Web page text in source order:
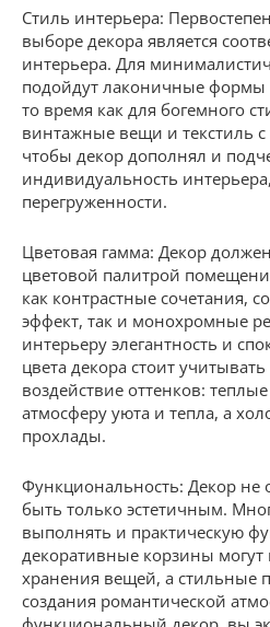
Стиль интерьера:
выборе декора является
интерьера. Для
подойдут лаконичные формы
то время как для богемного
винтажные вещи и текстиль с
чтобы декор дополнял и
индивидуальность
перегруженности.
Цветовая гамма: Декор
цветовой палитрой
как контрастные сочетания,
эффект, так и монохромные
интерьеру элегантность и
цвета декора стоит
воздействие оттенков:
атмосферу уюта и тепла, а
прохлады.
Функциональность: Декор не
быть только эстетичным.
выполнять и практическую
декоративные корзины могут
хранения вещей, а стильные
создания романтической